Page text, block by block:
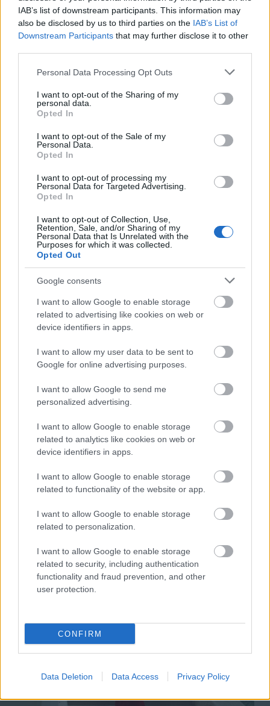
IAB’s list of downstream participants. This information may
also be disclosed by us to third parties on the IAB’s List of
Downstream Participants that may further disclose it to other
Please note that this website/app uses one or more Google
not limited to your visit or usage behaviour. You may click to
grant or deny consent to Google and its third-party tags to
use your data for below specified purposes in below Google
consent section.
Personal Data Processing Opt Outs
I want to opt-out of the Sharing of my
personal data.
Opted In
I want to opt-out of the Sale of my
Personal Data.
Opted In
I want to opt-out of processing my
Personal Data for Targeted Advertising.
Opted In
I want to opt-out of Collection, Use,
Retention, Sale, and/or Sharing of my
Personal Data that Is Unrelated with the
Purposes for which it was collected.
Opted Out
Google consents
I want to allow Google to enable storage
related to advertising like cookies on web or
device identifiers in apps.
I want to allow my user data to be sent to
Google for online advertising purposes.
I want to allow Google to send me
personalized advertising.
I want to allow Google to enable storage
related to analytics like cookies on web or
device identifiers in apps.
I want to allow Google to enable storage
related to functionality of the website or app.
I want to allow Google to enable storage
related to personalization.
I want to allow Google to enable storage
related to security, including authentication
functionality and fraud prevention, and other
user protection.
CONFIRM
Data Deletion Data Access Privacy Policy
A változás már elindult: a koronavírus egyre több
embert késztet arra, hogy átgondolja azt, hogy mi az
igazán fontos az életében.
újraértelmezni az öltözködéssel, ruhavásárlással
kapcsolatos viszonyunkat egy új divatrendszer
kapujában, ahol a minőség, az időtállóság és a
környezet védelme a fontos
. Az ennek szellemében
megvalósuló designer vásáron túl további érdekes
várhatók a Fashion Revolution Week előtt és
közben, érdemes követni a mozgalom
Instagramonis!